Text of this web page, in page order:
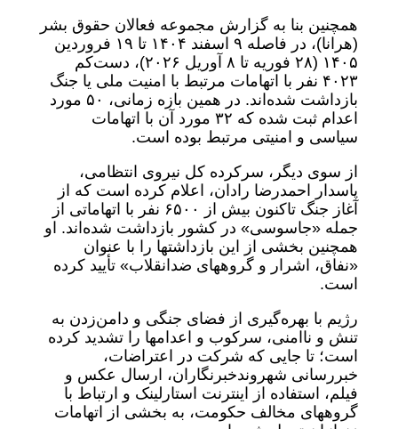
همچنین بنا به گزارش مجموعه فعالان حقوق بشر
(هرانا)، در فاصله ۹ اسفند ۱۴۰۴ تا ۱۹ فروردین
۱۴۰۵ (۲۸ فوریه تا ۸ آوریل ۲۰۲۶)، دست‌کم
۴۰۲۳ نفر با اتهامات مرتبط با امنیت ملی یا جنگ
بازداشت شده‌اند. در همین بازه زمانی، ۵۰ مورد
اعدام ثبت شده که ۳۲ مورد آن با اتهامات
سیاسی و امنیتی مرتبط بوده است.
از سوی دیگر، سرکرده کل نیروی انتظامی،
پاسدار احمدرضا رادان، اعلام کرده است که از
آغاز جنگ تاکنون بیش از ۶۵۰۰ نفر با اتهاماتی از
جمله «جاسوسی» در کشور بازداشت شده‌اند. او
همچنین بخشی از این بازداشتها را با عنوان
«نفاق، اشرار و گروههای ضدانقلاب» تأیید کرده
است.
رژیم با بهره‌گیری از فضای جنگی و دامن‌زدن به
تنش و ناامنی، سرکوب و اعدامها را تشدید کرده
است؛ تا جایی که شرکت در اعتراضات،
خبررسانی شهروندخبرنگاران، ارسال عکس و
فیلم، استفاده از اینترنت استارلینک و ارتباط با
گروههای مخالف حکومت، به بخشی از اتهامات